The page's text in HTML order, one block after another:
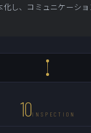
化し、コミュニケーシ
10INSPECTION